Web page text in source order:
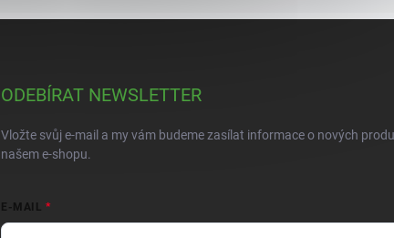
ODEBÍRAT NEWSLETTER
Vložte svůj e-mail a my vám budeme zasílat informace o nových
našem e-shopu.
E-MAIL